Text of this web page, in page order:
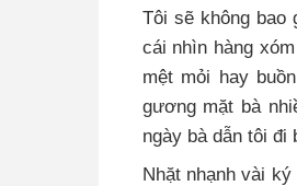
Tôi sẽ không
cái nhìn hàng
mệt mỏi hay
gương mặt bà
ngày bà dẫn tôi đi
Nhặt nhạnh vài